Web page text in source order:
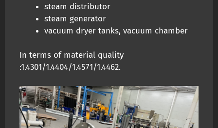
steam distributor
steam generator
vacuum dryer tanks, vacuum chamber
In terms of material quality
:1.4301/1.4404/1.4571/1.4462.